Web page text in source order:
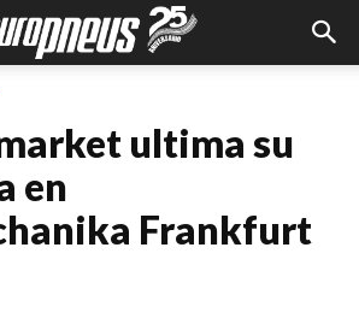
ultima su
en
Frankfurt